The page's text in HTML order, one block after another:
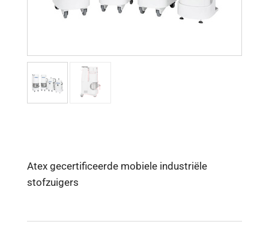
Atex gecertificeerde mobiele industriële
stofzuigers